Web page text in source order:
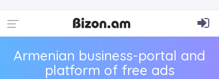
Armenian business-portal and
platform of free ads